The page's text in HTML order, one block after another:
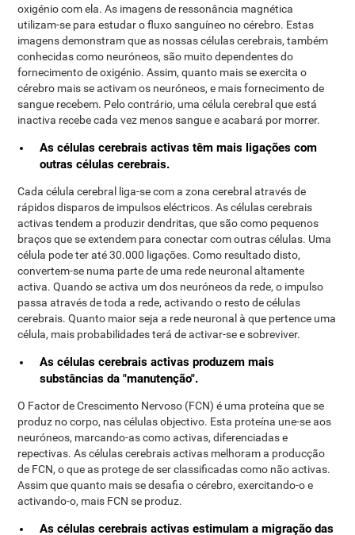
oxigénio com ela. As imagens de ressonância magnética
utilizam-se para estudar o fluxo sanguíneo no cérebro. Estas
imagens demonstram que as nossas células cerebrais, também
conhecidas como neuróneos, são muito dependentes do
fornecimento de oxigénio. Assim, quanto mais se exercita o
cérebro mais se activam os neuróneos, e mais fornecimento de
sangue recebem. Pelo contrário, uma célula cerebral que está
inactiva recebe cada vez menos sangue e acabará por morrer.
As células cerebrais activas têm mais ligações com
outras células cerebrais.
Cada célula cerebral liga-se com a zona cerebral através de
rápidos disparos de impulsos eléctricos. As células cerebrais
activas tendem a produzir dendritas, que são como pequenos
braços que se extendem para conectar com outras células. Uma
célula pode ter até 30.000 ligações. Como resultado disto,
convertem-se numa parte de uma rede neuronal altamente
activa. Quando se activa um dos neuróneos da rede, o impulso
passa através de toda a rede, activando o resto de células
cerebrais. Quanto maior seja a rede neuronal à que pertence uma
célula, mais probabilidades terá de activar-se e sobreviver.
As células cerebrais activas produzem mais
substâncias da "manutenção".
O Factor de Crescimento Nervoso (FCN) é uma proteína que se
produz no corpo, nas células objectivo. Esta proteína une-se aos
neuróneos, marcando-as como activas, diferenciadas e
repectivas. As células cerebrais activas melhoram a producção
de FCN, o que as protege de ser classificadas como não activas.
Assim que quanto mais se desafia o cérebro, exercitando-o e
activando-o, mais FCN se produz.
As células cerebrais activas estimulam a migração das